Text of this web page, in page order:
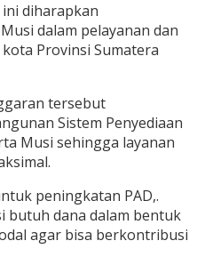
diharapkan
dalam pelayanan dan
Provinsi Sumatera
tersebut
Sistem Penyediaan
Musi sehingga layanan
peningkatan PAD,.
butuh dana dalam bentuk
agar bisa berkontribusi